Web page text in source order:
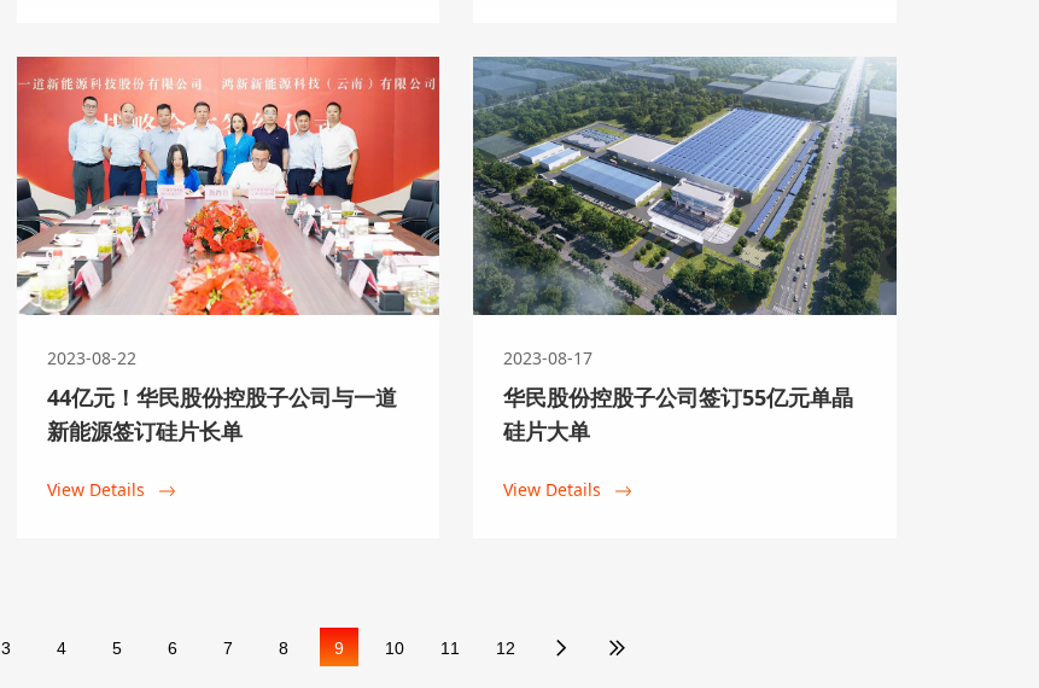
7月3日，华民股份旗下大理鸿宇智慧新能源开发有限公司（以下简称：
大理鸿宇智慧新能源）揭牌仪式顺利举行。仪式由华民股份董事、大理
鸿宇智慧新能源执行董事罗锋主持，云南祥云经济技术开发区党工委副
书记、管委会副主任李国才，云南祥云经济技术开发区管委会副主任文
波，湖南建鸿达实业集团董事长刘平建，大理鸿宇智慧新能源总经理郭
顺国等共同出席见证。
View Details
2024-06-28
阿曼苏丹国亲王殿下 Hamoud Sultan Hamed AI
2023-08-22
44亿元！华民股份控股子公司与一道
新能源签订硅片长单
View Details
2023-08-17
华民股份控股子公司签订55亿元单晶
硅片大单
View Details
3 4 5 6 7 8 9 10 11 12